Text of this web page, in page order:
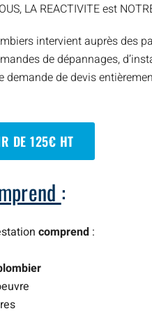
LA REACTIVITE est
intervient auprès des
de dépannages,
demande de devis
DE 125€ HT
:
comprend :